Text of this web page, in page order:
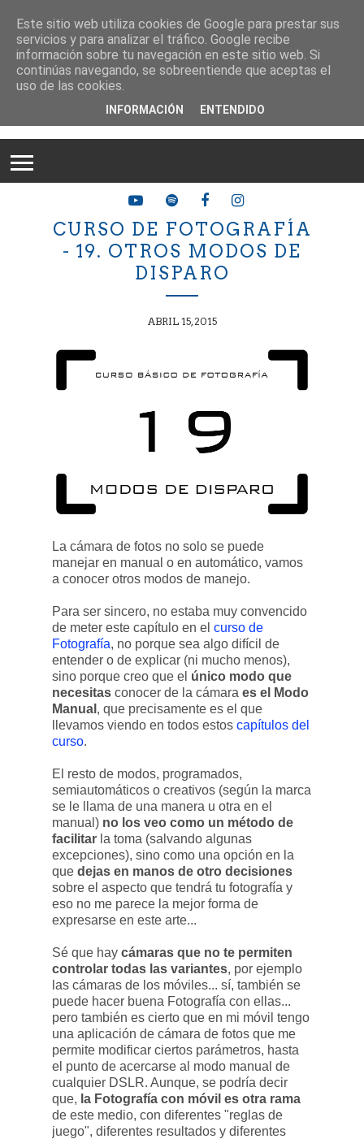
CURSO DE FOTOGRAFÍA
- 19. OTROS MODOS DE
DISPARO
ABRIL 15, 2015
La cámara de fotos no solo se puede
manejar en manual o en automático, vamos
a conocer otros modos de manejo.
Para ser sincero, no estaba muy convencido
de meter este capítulo en el curso de
Fotografía, no porque sea algo difícil de
entender o de explicar (ni mucho menos),
sino porque creo que el único modo que
necesitas conocer de la cámara es el Modo
Manual , que precisamente es el que
llevamos viendo en todos estos capítulos del
curso.
El resto de modos, programados,
semiautomáticos o creativos (según la marca
se le llama de una manera u otra en el
manual) no los veo como un método de
facilitar la toma (salvando algunas
excepciones), sino como una opción en la
que dejas en manos de otro decisiones
sobre el aspecto que tendrá tu fotografía y
eso no me parece la mejor forma de
expresarse en este arte...
Sé que hay cámaras que no te permiten
controlar todas las variantes, por ejemplo
las cámaras de los móviles... sí, también se
puede hacer buena Fotografía con ellas...
pero también es cierto que en mi móvil tengo
una aplicación de cámara de fotos que me
permite modificar ciertos parámetros, hasta
el punto de acercarse al modo manual de
cualquier DSLR. Aunque, se podría decir
que, la Fotografía con móvil es otra rama
de este medio, con diferentes "reglas de
juego", diferentes resultados y diferentes
Este sitio web utiliza cookies de Google para prestar sus
servicios y para analizar el tráfico. Google recibe
información sobre tu navegación en este sitio web. Si
continúas navegando, se sobreentiende que aceptas el
uso de las cookies.
INFORMACIÓN ENTENDIDO